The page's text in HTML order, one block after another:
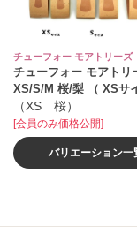
チューフォー モアトリーズ
チューフォー モアトリ
XS/S/M 桜/梨 （ XSサ
（XS 桜）
[会員のみ価格公開]
バリエーション一